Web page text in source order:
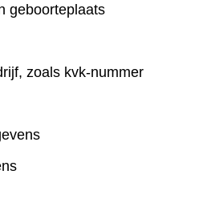
geboorteplaats
zoals kvk-nummer